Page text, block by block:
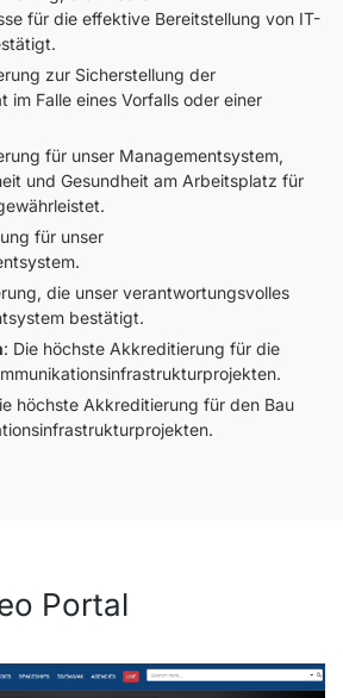
für die effektive Bereitstellung von IT-
zur Sicherstellung der
im Falle eines Vorfalls oder einer
für unser Managementsystem,
und Gesundheit am Arbeitsplatz für
für unser
die unser verantwortungsvolles
bestätigt.
: Die höchste Akkreditierung für die
höchste Akkreditierung für den Bau
Portal